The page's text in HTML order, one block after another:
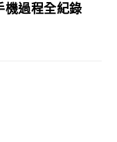
機過程全紀錄